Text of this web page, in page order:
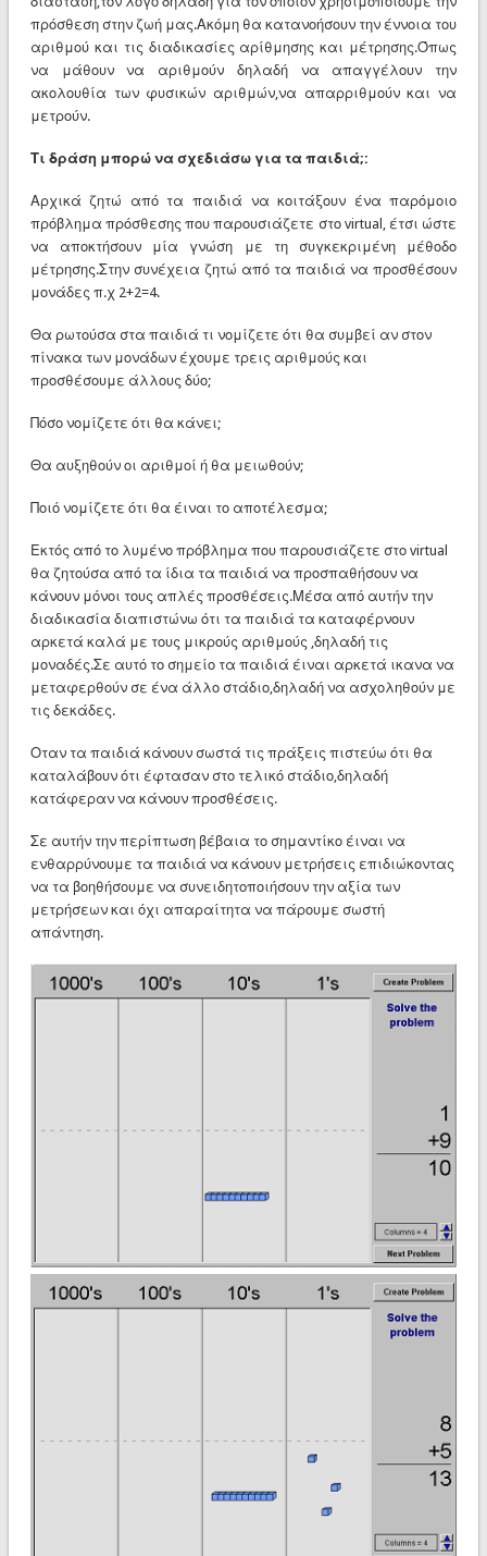
πρόσθεση στην ζωή μας.Ακόμη θα κατανοήσουν την έννοια του
αριθμού και τις διαδικασίες αρίθμησης και μέτρησης.Όπως
να μάθουν να αριθμούν δηλαδή να απαγγέλουν την
ακολουθία των φυσικών αριθμών,να απαρριθμούν και να
μετρούν.
Τι δράση μπορώ να σχεδιάσω για τα παιδιά;:
Αρχικά ζητώ από τα παιδιά να κοιτάξουν ένα παρόμοιο
πρόβλημα πρόσθεσης που παρουσιάζετε στο virtual, έτσι ώστε
να αποκτήσουν μία γνώση με τη συγκεκριμένη μέθοδο
μέτρησης.Στην συνέχεια ζητώ από τα παιδιά να προσθέσουν
μονάδες π.χ 2+2=4.
Θα ρωτούσα στα παιδιά τι νομίζετε ότι θα συμβεί αν στον
πίνακα των μονάδων έχουμε τρεις αριθμούς και
προσθέσουμε άλλους δύο;
Πόσο νομίζετε ότι θα κάνει;
Θα αυξηθούν οι αριθμοί ή θα μειωθούν;
Ποιό νομίζετε ότι θα έιναι το αποτέλεσμα;
Εκτός από το λυμένο πρόβλημα που παρουσιάζετε στο virtual
θα ζητούσα από τα ίδια τα παιδιά να προσπαθήσουν να
κάνουν μόνοι τους απλές προσθέσεις.Μέσα από αυτήν την
διαδικασία διαπιστώνω ότι τα παιδιά τα καταφέρνουν
αρκετά καλά με τους μικρούς αριθμούς ,δηλαδή τις
μοναδές.Σε αυτό το σημείο τα παιδιά έιναι αρκετά ικανα να
μεταφερθούν σε ένα άλλο στάδιο,δηλαδή να ασχοληθούν με
τις δεκάδες.
Οταν τα παιδιά κάνουν σωστά τις πράξεις πιστεύω ότι θα
καταλάβουν ότι έφτασαν στο τελικό στάδιο,δηλαδή
κατάφεραν να κάνουν προσθέσεις.
Σε αυτήν την περίπτωση βέβαια το σημαντίκο έιναι να
ενθαρρύνουμε τα παιδιά να κάνουν μετρήσεις επιδιώκοντας
να τα βοηθήσουμε να συνειδητοποιήσουν την αξία των
μετρήσεων και όχι απαραίτητα να πάρουμε σωστή
απάντηση.